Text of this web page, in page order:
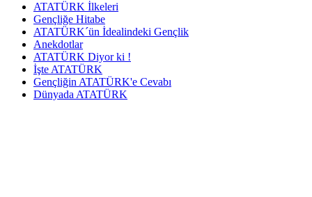
ATATÜRK İlkeleri
Gençliğe Hitabe
ATATÜRK´ün İdealindeki Gençlik
Anekdotlar
ATATÜRK Diyor ki !
İşte ATATÜRK
Gençliğin ATATÜRK'e Cevabı
Dünyada ATATÜRK